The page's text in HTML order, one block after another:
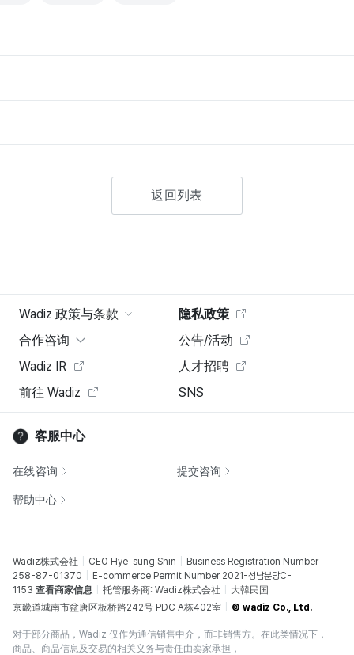
返回列表
Wadiz 政策与条款
隐私政策
合作咨询
公告/活动
Wadiz IR
人才招聘
前往 Wadiz
SNS
客服中心
在线咨询 提交咨询
帮助中心
Wadiz株式会社 CEO Hye-sung Shin
Business Registration Number
258-87-01370
E-commerce Permit Number 2021-성남분당C-
1153 查看商家信息 托管服务商: Wadiz株式会社
大韓民国
京畿道城南市盆唐区板桥路242号 PDC A栋402室
© wadiz Co., Ltd.
对于部分商品，Wadiz 仅作为通信销售中介，而非销售方。在此类情况下，
商品、商品信息及交易的相关义务与责任由卖家承担，